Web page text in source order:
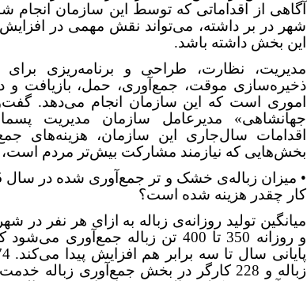
آگاهی از اقداماتی که توسط این سازمان انجام
شهر در بر داشته، می‌تواند نقش مهمی در
این بخش داشته باشد.
مدیریت، نظارت، طراحی و برنامه‌ریزی برای
ذخیره‌سازی موقت، جمع‌آوری، حمل، بازیافت و
اموری است که این سازمان انجام می‌دهد.
جهانشاهی» مدیرعامل سازمان مدیریت
اقدامات سال‌جاری این سازمان، هزینه‌های
بخش‌هایی که نیازمند مشارکت بیش‌تر مردم است،
کار چقدر هزینه شده است؟
و روزانه 350 تا 400 تن زباله
زباله و 228 کارگر در بخش جمع‌آوری